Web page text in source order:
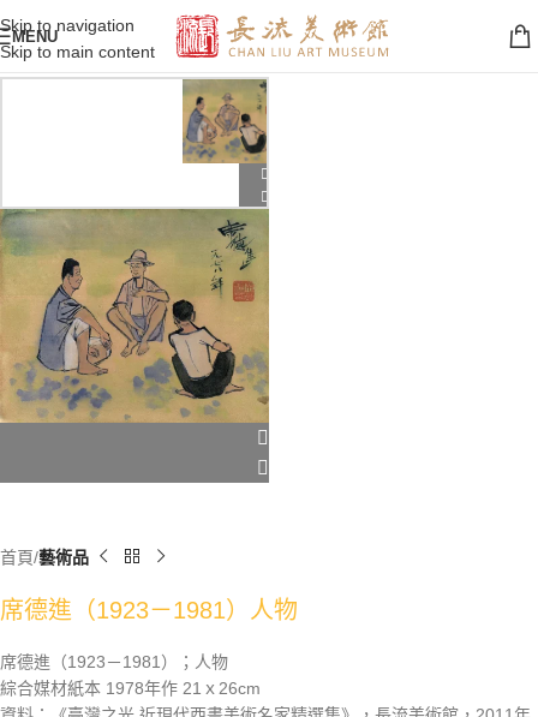
Skip to navigation
Skip to main content
MENU
首頁 藝術品
席德進（1923－1981）人物
席德進（1923－1981）；人物
綜合媒材紙本 1978年作 21ｘ26cm